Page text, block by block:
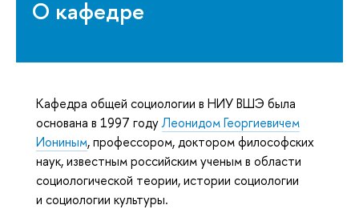
О кафедре
Кафедра общей социологии в НИУ ВШЭ была
основана в 1997 годуЛеонидом Георгиевичем
Иониным, профессором, доктором философских
наук, известным российским ученым в области
социологической теории, истории социологии
и социологии культуры.